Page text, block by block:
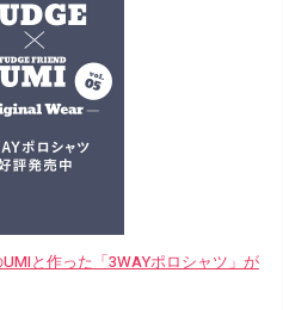
と作った「3WAYポロシャツ」が